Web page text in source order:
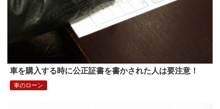
車を購入する時に公正証書を書かされた人は要注意！
車のローン